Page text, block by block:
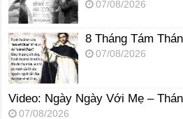
07/08/2026
8 Tháng Tám
07/08/2026
Video: Ngày Ngày Với Mẹ –
07/08/2026